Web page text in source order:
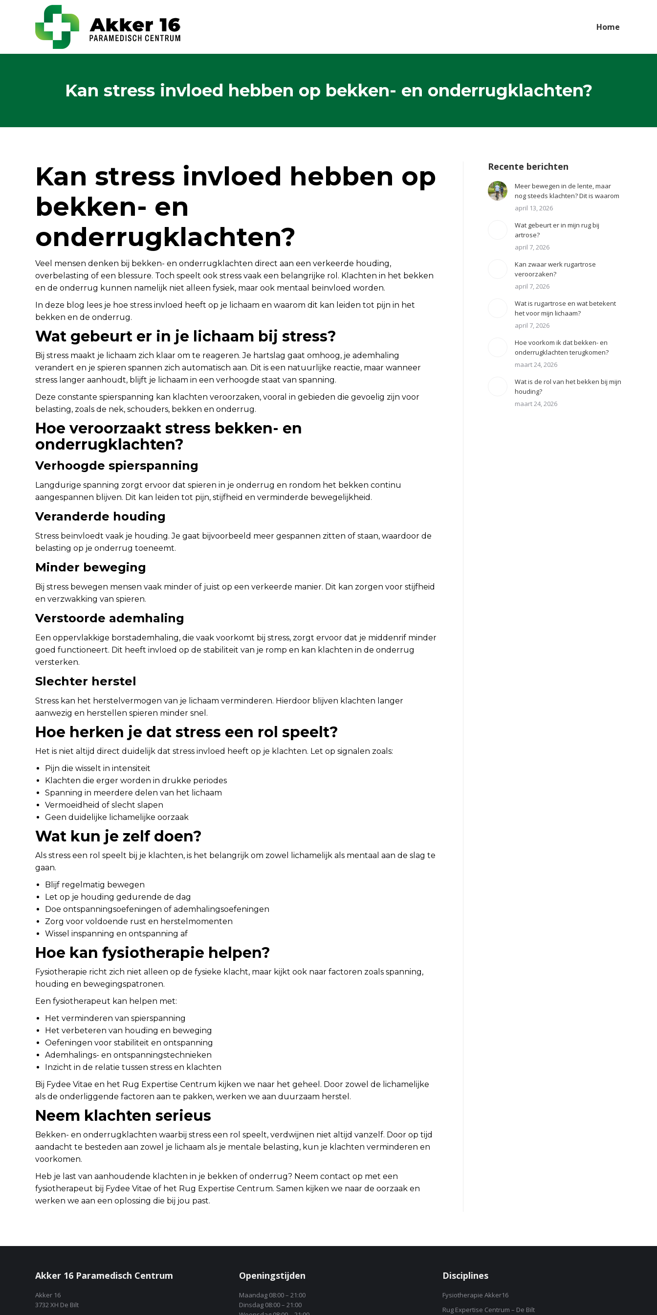
Home
Kan stress invloed hebben op bekken- en onderrugklachten?
Kan stress invloed hebben op
bekken- en
onderrugklachten?
Veel mensen denken bij bekken- en onderrugklachten direct aan een verkeerde houding,
overbelasting of een blessure. Toch speelt ook stress vaak een belangrijke rol. Klachten in het bekken
en de onderrug kunnen namelijk niet alleen fysiek, maar ook mentaal beïnvloed worden.
In deze blog lees je hoe stress invloed heeft op je lichaam en waarom dit kan leiden tot pijn in het
bekken en de onderrug.
Wat gebeurt er in je lichaam bij stress?
Bij stress maakt je lichaam zich klaar om te reageren. Je hartslag gaat omhoog, je ademhaling
verandert en je spieren spannen zich automatisch aan. Dit is een natuurlijke reactie, maar wanneer
stress langer aanhoudt, blijft je lichaam in een verhoogde staat van spanning.
Deze constante spierspanning kan klachten veroorzaken, vooral in gebieden die gevoelig zijn voor
belasting, zoals de nek, schouders, bekken en onderrug.
Hoe veroorzaakt stress bekken- en
onderrugklachten?
Verhoogde spierspanning
Langdurige spanning zorgt ervoor dat spieren in je onderrug en rondom het bekken continu
aangespannen blijven. Dit kan leiden tot pijn, stijfheid en verminderde bewegelijkheid.
Veranderde houding
Stress beïnvloedt vaak je houding. Je gaat bijvoorbeeld meer gespannen zitten of staan, waardoor de
belasting op je onderrug toeneemt.
Minder beweging
Bij stress bewegen mensen vaak minder of juist op een verkeerde manier. Dit kan zorgen voor stijfheid
en verzwakking van spieren.
Verstoorde ademhaling
Een oppervlakkige borstademhaling, die vaak voorkomt bij stress, zorgt ervoor dat je middenrif minder
goed functioneert. Dit heeft invloed op de stabiliteit van je romp en kan klachten in de onderrug
versterken.
Slechter herstel
Stress kan het herstelvermogen van je lichaam verminderen. Hierdoor blijven klachten langer
aanwezig en herstellen spieren minder snel.
Hoe herken je dat stress een rol speelt?
Het is niet altijd direct duidelijk dat stress invloed heeft op je klachten. Let op signalen zoals:
Pijn die wisselt in intensiteit
Klachten die erger worden in drukke periodes
Spanning in meerdere delen van het lichaam
Vermoeidheid of slecht slapen
Geen duidelijke lichamelijke oorzaak
Wat kun je zelf doen?
Als stress een rol speelt bij je klachten, is het belangrijk om zowel lichamelijk als mentaal aan de slag te
gaan.
Blijf regelmatig bewegen
Let op je houding gedurende de dag
Doe ontspanningsoefeningen of ademhalingsoefeningen
Zorg voor voldoende rust en herstelmomenten
Wissel inspanning en ontspanning af
Hoe kan fysiotherapie helpen?
Fysiotherapie richt zich niet alleen op de fysieke klacht, maar kijkt ook naar factoren zoals spanning,
houding en bewegingspatronen.
Een fysiotherapeut kan helpen met:
Het verminderen van spierspanning
Het verbeteren van houding en beweging
Oefeningen voor stabiliteit en ontspanning
Ademhalings- en ontspanningstechnieken
Inzicht in de relatie tussen stress en klachten
Bij Fydee Vitae en het Rug Expertise Centrum kijken we naar het geheel. Door zowel de lichamelijke
als de onderliggende factoren aan te pakken, werken we aan duurzaam herstel.
Neem klachten serieus
Bekken- en onderrugklachten waarbij stress een rol speelt, verdwijnen niet altijd vanzelf. Door op tijd
aandacht te besteden aan zowel je lichaam als je mentale belasting, kun je klachten verminderen en
voorkomen.
Heb je last van aanhoudende klachten in je bekken of onderrug? Neem contact op met een
fysiotherapeut bij Fydee Vitae of het Rug Expertise Centrum. Samen kijken we naar de oorzaak en
werken we aan een oplossing die bij jou past.
Recente berichten
Meer bewegen in de lente, maar
nog steeds klachten? Dit is waarom
april 13, 2026
Wat gebeurt er in mijn rug bij
artrose?
april 7, 2026
Kan zwaar werk rugartrose
veroorzaken?
april 7, 2026
Wat is rugartrose en wat betekent
het voor mijn lichaam?
april 7, 2026
Hoe voorkom ik dat bekken- en
onderrugklachten terugkomen?
maart 24, 2026
Wat is de rol van het bekken bij mijn
houding?
maart 24, 2026
Akker 16 Paramedisch Centrum
Akker 16
3732 XH De Bilt
Openingstijden
Maandag 08:00 – 21:00
Dinsdag 08:00 – 21:00
Disciplines
Fysiotherapie Akker16
Rug Expertise Centrum – De Bilt